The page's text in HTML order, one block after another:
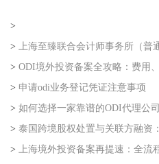
>
> 上海至臻联合会计师事务所（普通合伙）事务所成功
> ODI境外投资备案全攻略：费用
> 申请odi业务登记凭证注意事项
> 如何选择一家靠谱的ODI代理公司
> 泰国跨境股权处置与关联方融资：TFRS下的会
> 上海境外投资备案再提速：全流